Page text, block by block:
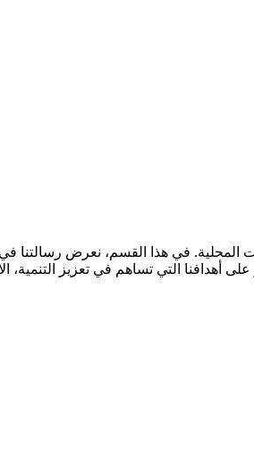
المحلية. في هذا القسم، نعرض رسالتنا
التي تساهم في تعزيز التنمية،